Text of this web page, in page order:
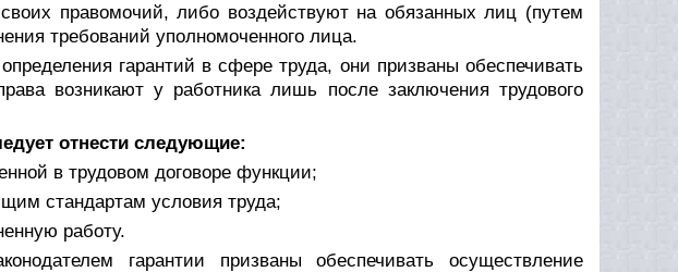
правомочий, либо воздействуют на обязанных лиц (путем
требований уполномоченного лица.
гарантий в сфере труда, они призваны обеспечивать
возникают у работника лишь после заключения трудового
отнести следующие:
в трудовом договоре функции;
стандартам условия труда;
работу.
гарантии призваны обеспечивать осуществление